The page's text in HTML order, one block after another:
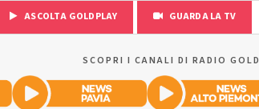
ASCOLTA GOLDPLAY GUARDA LA TV
SCOPRI I CANALI DI RADIO GOLD